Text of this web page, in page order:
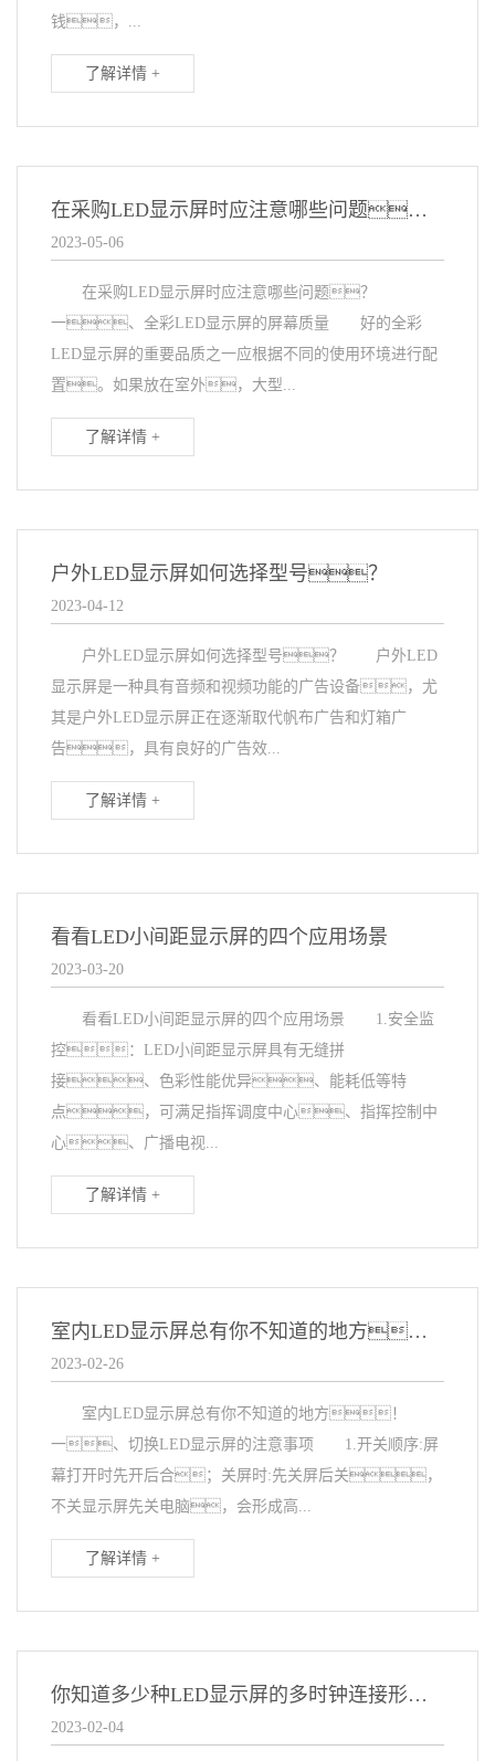
钱，...
了解详情 +
在采购LED显示屏时应注意哪些问题？
2023-05-06
在采购LED显示屏时应注意哪些问题？
一、全彩LED显示屏的屏幕质量 好的全彩
LED显示屏的重要品质之一应根据不同的使用环境进行配
置。如果放在室外，大型...
了解详情 +
户外LED显示屏如何选择型号？
2023-04-12
户外LED显示屏如何选择型号？ 户外LED
显示屏是一种具有音频和视频功能的广告设备，尤
其是户外LED显示屏正在逐渐取代帆布广告和灯箱广
告，具有良好的广告效...
了解详情 +
看看LED小间距显示屏的四个应用场景
2023-03-20
看看LED小间距显示屏的四个应用场景 1.安全监
控：LED小间距显示屏具有无缝拼
接、色彩性能优异、能耗低等特
点，可满足指挥调度中心、指挥控制中
心、广播电视...
了解详情 +
室内LED显示屏总有你不知道的地方！
2023-02-26
室内LED显示屏总有你不知道的地方！
一、切换LED显示屏的注意事项 1.开关顺序:屏
幕打开时先开后合；关屏时:先关屏后关，
不关显示屏先关电脑，会形成高...
了解详情 +
你知道多少种LED显示屏的多时钟连接形式？
2023-02-04